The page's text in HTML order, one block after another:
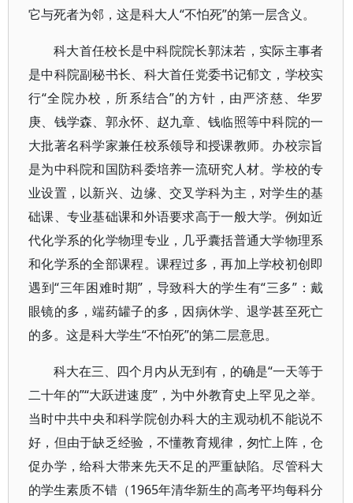
它与死者为邻，这是科大人“不怕死”的第一层含义。
科大首任校长是中科院院长郭沫若，实际主事者
是中科院副秘书长、科大首任党委书记郁文，学校实
行“全院办校，所系结合”的方针，由严济慈、华罗
庚、钱学森、郭永怀、赵九章、钱临照等中科院的一
大批著名科学家兼任校系领导和授课教师。办校宗旨
是为中科院和国防科委培养一流研究人材。学校的专
业设置，以新兴、边缘、交叉学科为主，对学生的基
础课、专业基础课和外语要求高于一般大学。例如近
代化学系的化学物理专业，几乎囊括普通大学物理系
和化学系的全部课程。课程过多，再加上学校初创即
遇到“三年困难时期”，导致科大的学生有“三多”：戴
眼镜的多，端药罐子的多，因病休学、退学甚至死亡
的多。这是科大学生“不怕死”的第二层意思。
科大在三、四个月内从无到有，的确是“一天等于
二十年的”“大跃进速度”，为中外教育史上罕见之举。
当时中共中央和科学院创办科大的主观动机不能说不
好，但由于缺乏经验，不懂教育规律，匆忙上阵，仓
促办学，给科大带来先天不足的严重缺陷。尽管科大
的学生素质不错（1965年清华新生的高考平均每科分